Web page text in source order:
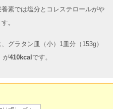
素では塩分とコレステロールがや
。
グラタン皿（小）1皿分（153g）
が410kcal です。